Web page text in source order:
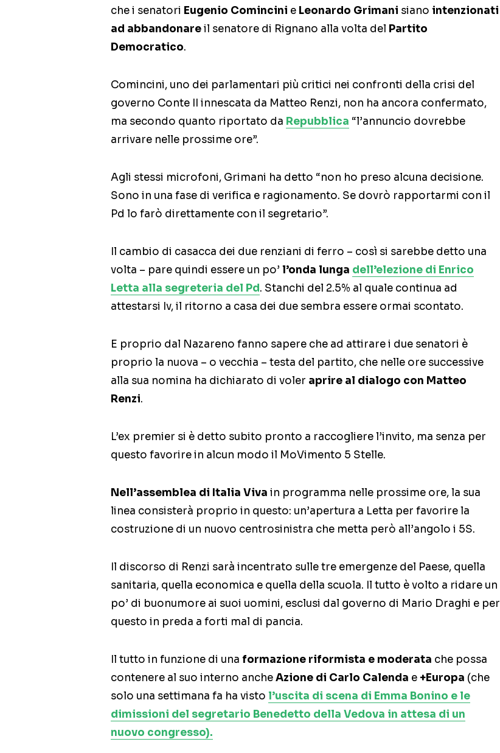
che i senatori Eugenio Comincini e Leonardo Grimani siano intenzionati
ad abbandonareil senatore di Rignano alla volta del Partito
Democratico.
Comincini, uno dei parlamentari più critici nei confronti della crisi del
governo Conte II innescata da Matteo Renzi, non ha ancora confermato,
ma secondo quanto riportato da Repubblica “l’annuncio dovrebbe
arrivare nelle prossime ore”.
Agli stessi microfoni, Grimani ha detto “non ho preso alcuna decisione.
Sono in una fase di verifica e ragionamento. Se dovrò rapportarmi con il
Pd lo farò direttamente con il segretario”.
Il cambio di casacca dei due renziani di ferro – così si sarebbe detto una
volta – pare quindi essere un po’ l’onda lunga dell’elezione di Enrico
Letta alla segreteria del Pd. Stanchi del 2.5% al quale continua ad
attestarsi Iv, il ritorno a casa dei due sembra essere ormai scontato.
E proprio dal Nazareno fanno sapere che ad attirare i due senatori è
proprio la nuova – o vecchia – testa del partito, che nelle ore successive
alla sua nomina ha dichiarato di voler aprire al dialogo con Matteo
Renzi.
L’ex premier si è detto subito pronto a raccogliere l’invito, ma senza per
questo favorire in alcun modo il MoVimento 5 Stelle.
Nell’assemblea di Italia Viva in programma nelle prossime ore, la sua
linea consisterà proprio in questo: un’apertura a Letta per favorire la
costruzione di un nuovo centrosinistra che metta però all’angolo i 5S.
Il discorso di Renzi sarà incentrato sulle tre emergenze del Paese, quella
sanitaria, quella economica e quella della scuola. Il tutto è volto a ridare un
po’ di buonumore ai suoi uomini, esclusi dal governo di Mario Draghi e per
questo in preda a forti mal di pancia.
Il tutto in funzione di una formazione riformista e moderata che possa
contenere al suo interno ancheAzione di Carlo Calenda e +Europa (che
solo una settimana fa ha visto l’uscita di scena di Emma Bonino e le
dimissioni del segretario Benedetto della Vedova in attesa di un
nuovo congresso).